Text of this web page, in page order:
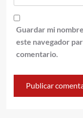
Guardar mi
este navegador
comentario.